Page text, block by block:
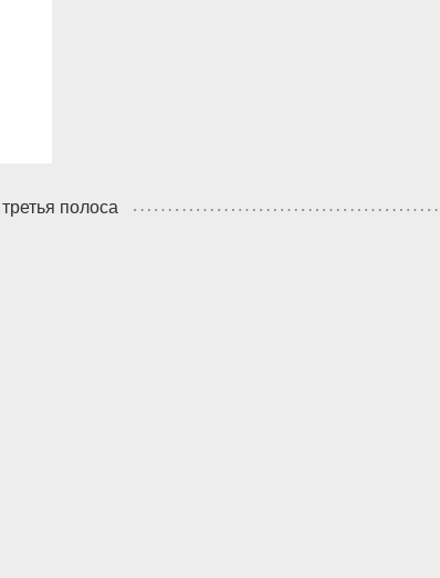
третья полоса